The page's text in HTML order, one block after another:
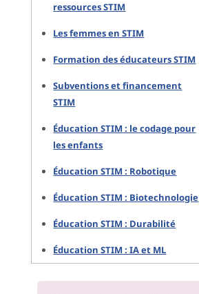
ressources STIM
Les femmes en STIM
Formation des éducateurs STIM
Subventions et financement
STIM
Éducation STIM : le codage pour
les enfants
Éducation STIM : Robotique
Éducation STIM : Biotechnologie
Éducation STIM : Durabilité
Éducation STIM : IA et ML